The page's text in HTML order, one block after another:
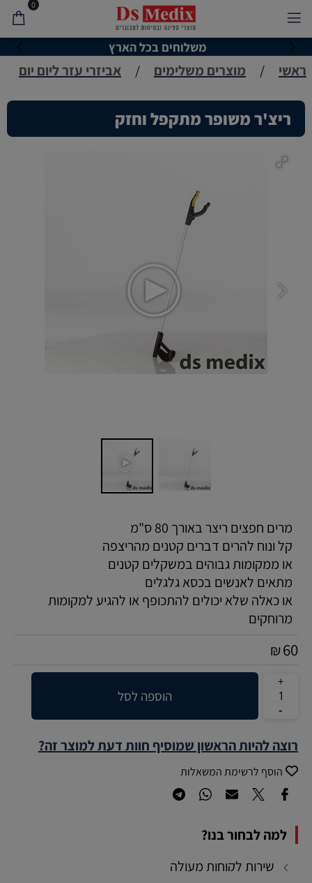
משלוחים בכל הארץ
0
ראשי / מוצרים משלימים / אביזרי עזר ליום יום
ריצ'ר משופר מתקפל וחזק
מרים חפצים ריצר באורך 80 ס"מ
קל ונוח להרים דברים קטנים מהריצפה
או ממקומות גבוהים במשקלים קטנים
מתאים לאנשים בכסא גלגלים
או כאלה שלא יכולים להתכופף או להגיע למקומות
מרוחקים
₪60
הוספה לסל
רוצה להיות הראשון שמוסיף חוות דעת למוצר זה?
הוסף לרשימת המשאלות
למה לבחור בנו?
שירות לקוחות מעולה